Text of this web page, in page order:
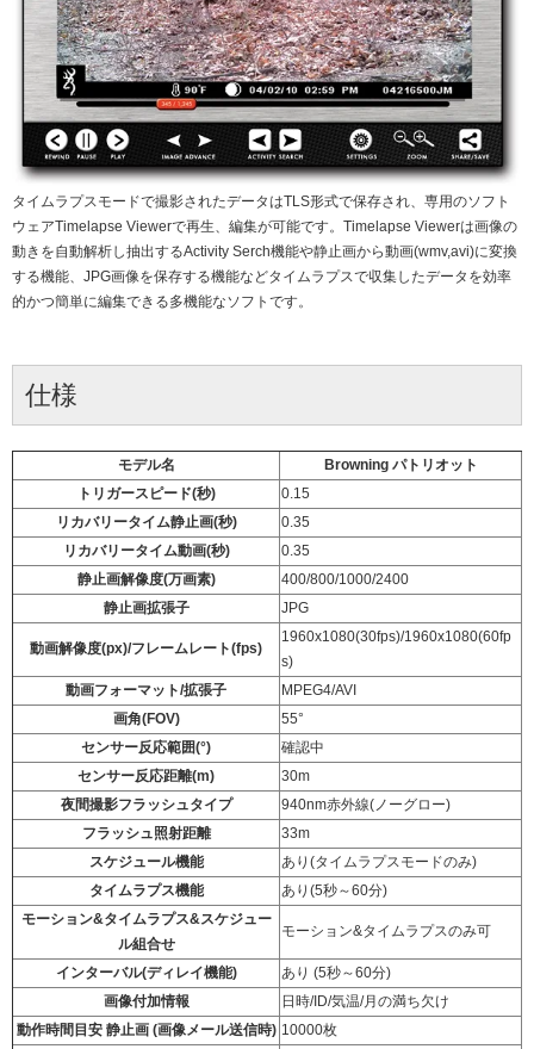
タイムラプスモードで撮影されたデータはTLS形式で保存され、専用のソフト
ウェアTimelapse Viewerで再生、編集が可能です。Timelapse Viewerは画像の
動きを自動解析し抽出するActivity Serch機能や静止画から動画(wmv,avi)に変換
する機能、JPG画像を保存する機能などタイムラプスで収集したデータを効率
的かつ簡単に編集できる多機能なソフトです。
仕様
モデル名
Browning パトリオット
トリガースピード(秒)
0.15
リカバリータイム静止画(秒)
0.35
リカバリータイム動画(秒)
0.35
静止画解像度(万画素)
400/800/1000/2400
静止画拡張子
JPG
動画解像度(px)/フレームレート(fps)
1960x1080(30fps)/1960x1080(60fp
s)
動画フォーマット/拡張子
MPEG4/AVI
画角(FOV)
55°
センサー反応範囲(°)
確認中
センサー反応距離(m)
30m
夜間撮影フラッシュタイプ
940nm赤外線(ノーグロー)
フラッシュ照射距離
33m
スケジュール機能
あり(タイムラプスモードのみ)
タイムラプス機能
あり(5秒～60分)
モーション&タイムラプス&スケジュー
ル組合せ
モーション&タイムラプスのみ可
インターバル(ディレイ機能)
あり (5秒～60分)
画像付加情報
日時/ID/気温/月の満ち欠け
動作時間目安 静止画 (画像メール送信時) 10000枚